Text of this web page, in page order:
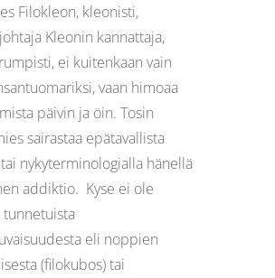
Filokleon, kleonisti,
Kleonin kannattaja,
ei kuitenkaan vain
vaan himoaa
päivin ja öin. Tosin
sairastaa epätavallista
nykyterminologialla hänellä
addiktio. Kyse ei ole
eli noppien
(filokubos) tai